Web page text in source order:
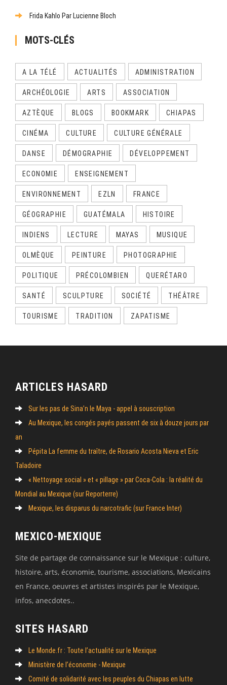
Frida Kahlo Par Lucienne Bloch
MOTS-CLÉS
A LA TÉLÉ ACTUALITÉS ADMINISTRATION
ARCHÉOLOGIE ARTS ASSOCIATION
AZTÈQUE BLOGS BOOKMARK CHIAPAS
CINÉMA CULTURE CULTURE GÉNÉRALE
DANSE DÉMOGRAPHIE DÉVELOPPEMENT
ECONOMIE ENSEIGNEMENT
ENVIRONNEMENT EZLN FRANCE
GÉOGRAPHIE GUATÉMALA HISTOIRE
INDIENS LECTURE MAYAS MUSIQUE
OLMÈQUE PEINTURE PHOTOGRAPHIE
POLITIQUE PRÉCOLOMBIEN QUERÉTARO
SANTÉ SCULPTURE SOCIÉTÉ THÉÂTRE
TOURISME TRADITION ZAPATISME
ARTICLES HASARD
Sur les pas de Sina’n le Maya - appel à souscription
Au Mexique, les congés payés passent de six à douze jours par
an
Pépita La femme du traître, de Rosario Acosta Nieva et Eric
Taladoire
« Nettoyage social » et « pillage » par Coca-Cola : la réalité du
Mondial au Mexique (sur Reporterre)
Mexique, les disparus du narcotrafic (sur France Inter)
MEXICO-MEXIQUE
Site de partage de connaissance sur le Mexique : culture,
histoire, arts, économie, tourisme, associations, Mexicains
en France, oeuvres et artistes inspirés par le Mexique,
infos, anecdotes..
SITES HASARD
Le Monde.fr : Toute l’actualité sur le Mexique
Ministère de l’économie - Mexique
Comité de solidarité avec les peuples du Chiapas en lutte